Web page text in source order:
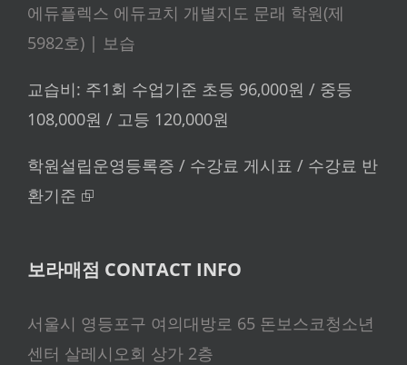
에듀플렉스 에듀코치 개별지도 문래 학원(제
5982호) | 보습
교습비: 주1회 수업기준 초등 96,000원 / 중등
108,000원 / 고등 120,000원
학원설립운영등록증 / 수강료 게시표 / 수강료 반
환기준 ⮺
보라매점 CONTACT INFO
서울시 영등포구 여의대방로 65 돈보스코청소년
센터 살레시오회 상가 2층